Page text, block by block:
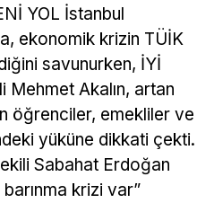
YOL İstanbul
ekonomik krizin TÜİK
savunurken, İYİ
Mehmet Akalın, artan
öğrenciler, emekliler ve
yüküne dikkati çekti.
Sabahat Erdoğan
krizi var”